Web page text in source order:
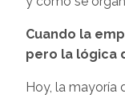
Cuando la
pero la lógica
Hoy, la mayoría